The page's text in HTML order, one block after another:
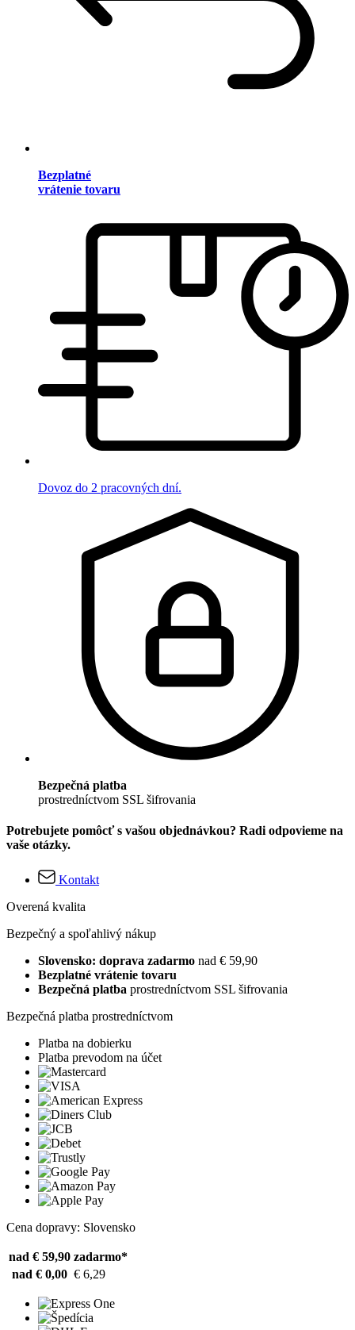
Bezplatné
vrátenie tovaru
Dovoz do 2 pracovných dní.
Bezpečná platba
prostredníctvom SSL šifrovania
Potrebujete pomôcť s vašou objednávkou? Radi odpovieme na
vaše otázky.
Kontakt
Overená kvalita
Bezpečný a spoľahlivý nákup
Slovensko: doprava zadarmo nad € 59,90
Bezplatné vrátenie tovaru
Bezpečná platba prostredníctvom SSL šifrovania
Bezpečná platba prostredníctvom
Platba na dobierku
Platba prevodom na účet
Cena dopravy: Slovensko
nad € 59,90 zadarmo*
nad € 0,00 € 6,29